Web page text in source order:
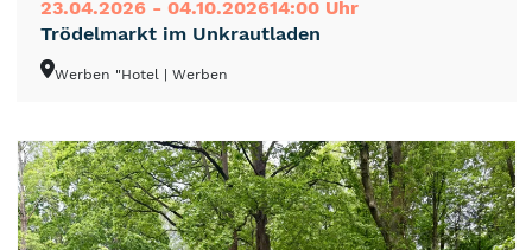
23.04.2026 - 04.10.202614:00 Uhr
Trödelmarkt im Unkrautladen
Werben "Hotel | Werben